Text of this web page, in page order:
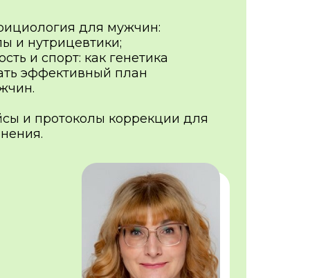
для мужчин:
и нутрицевтики;
и спорт: как генетика
эффективный план
и протоколы коррекции для